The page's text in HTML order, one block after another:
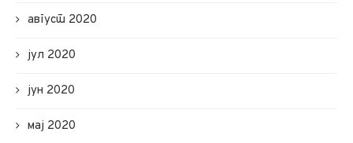
август 2020
јул 2020
јун 2020
мај 2020